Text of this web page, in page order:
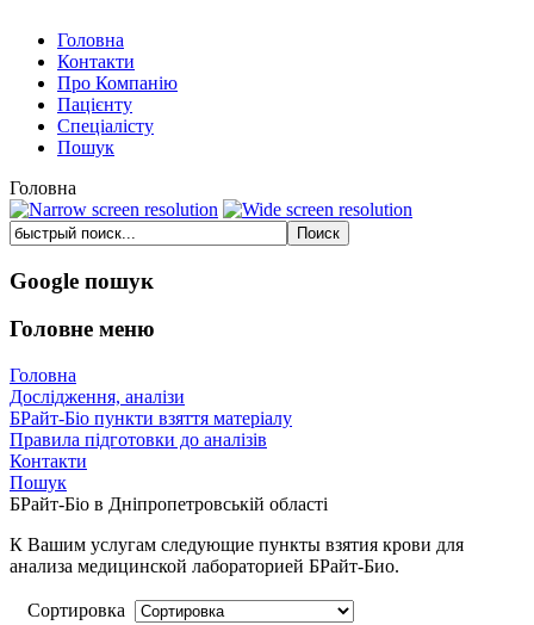
Головна
Контакти
Про Компанію
Пацієнту
Спеціалісту
Пошук
Головна
Google пошук
Головне меню
Головна
Дослідження, аналізи
БРайт-Біо пункти взяття матеріалу
Правила підготовки до аналізів
Контакти
Пошук
БРайт-Біо в Дніпропетровській області
К Вашим услугам следующие пункты взятия крови для
анализа медицинской лабораторией БРайт-Био.
Сортировка